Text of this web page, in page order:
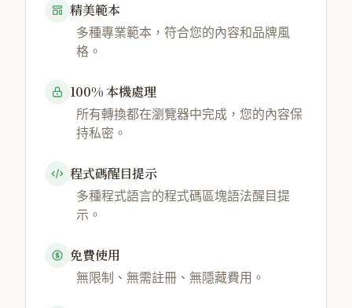
精美範本
多種專業範本，符合您的內容和品牌風
格。
100% 本機處理
所有轉換都在瀏覽器中完成，您的內容保
持私密。
程式碼醒目提示
多種程式語言的程式碼區塊語法醒目提
示。
免費使用
無限制、無需註冊、無隱藏費用。